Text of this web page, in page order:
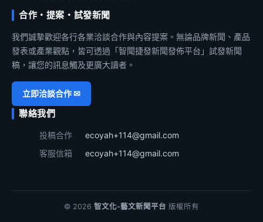
合作・提案・試發新聞
我們誠摯歡迎各行各業洽談合作與內容提案。無論品牌新聞、產品
發表或產業觀點，皆可透過「智聞捷發新聞發佈平台」試發新聞
稿，讓您的訊息觸及更廣大讀者。
立即洽談合作 ✉
聯絡我們
投稿合作
ecoyah+114@gmail.com
客服信箱
ecoyah+114@gmail.com
© 2026 智文化-藝文新聞平台 版權所有